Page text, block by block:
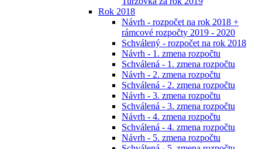
Rok 2018
Návrh - rozpočet na rok 2018 +
rámcové rozpočty 2019 - 2020
Schválený - rozpočet na rok 2018
Návrh - 1. zmena rozpočtu
Schválená - 1. zmena rozpočtu
Návrh - 2. zmena rozpočtu
Schválená - 2. zmena rozpočtu
Návrh - 3. zmena rozpočtu
Schválená - 3. zmena rozpočtu
Návrh - 4. zmena rozpočtu
Schválená - 4. zmena rozpočtu
Návrh - 5. zmena rozpočtu